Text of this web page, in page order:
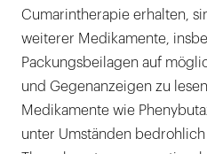
Cumarintherapie erhalten,
weiterer Medikamente,
Packungsbeilagen auf
und Gegenanzeigen zu
Medikamente wie
unter Umständen bedrohlich